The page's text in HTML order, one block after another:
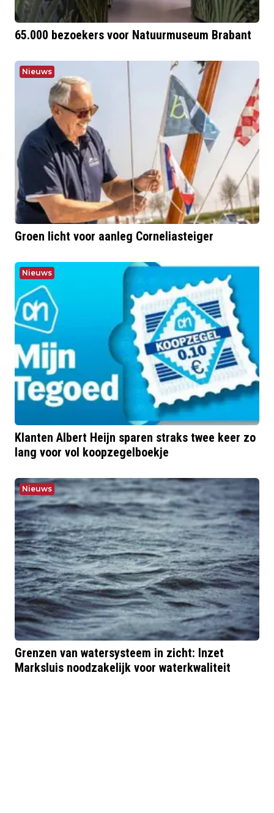
65.000 bezoekers voor Natuurmuseum Brabant
Nieuws
Groen licht voor aanleg Corneliasteiger
Nieuws
Klanten Albert Heijn sparen straks twee keer zo
lang voor vol koopzegelboekje
Nieuws
Grenzen van watersysteem in zicht: Inzet
Marksluis noodzakelijk voor waterkwaliteit